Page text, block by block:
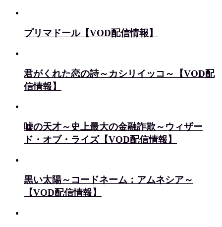
プリマドール【VOD配信情報】
君がくれた恋の詩～カシリイッコ～【VOD配
信情報】
嘘の天才～史上最大の金融詐欺～ウィザー
ド・オブ・ライズ【VOD配信情報】
黒い太陽～コードネーム：アムネシア～
【VOD配信情報】